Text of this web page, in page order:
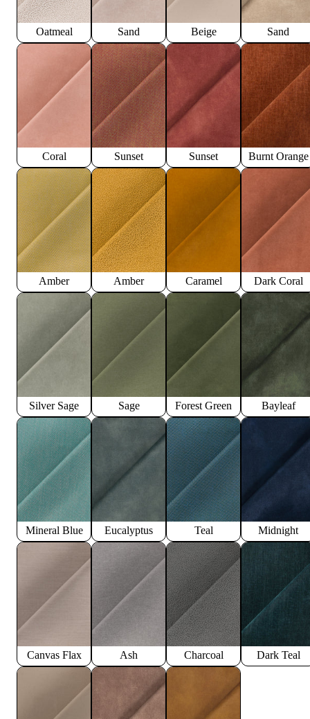
Oatmeal Sand Beige Sand
Coral Sunset Sunset Burnt Orange
Amber Amber Caramel Dark Coral
Silver Sage Sage Forest Green Bayleaf
Mineral Blue Eucalyptus Teal Midnight
Canvas Flax Ash Charcoal Dark Teal